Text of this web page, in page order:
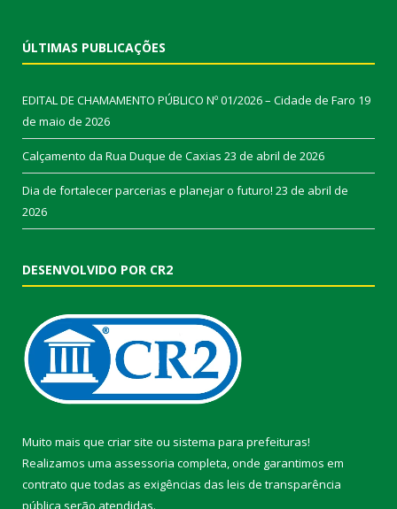
ÚLTIMAS PUBLICAÇÕES
EDITAL DE CHAMAMENTO PÚBLICO Nº 01/2026 – Cidade de Faro 19
de maio de 2026
Calçamento da Rua Duque de Caxias 23 de abril de 2026
Dia de fortalecer parcerias e planejar o futuro! 23 de abril de
2026
DESENVOLVIDO POR CR2
Muito mais que criar site ou sistema para prefeituras!
Realizamos uma assessoria completa, onde garantimos em
contrato que todas as exigências das leis de transparência
pública serão atendidas.